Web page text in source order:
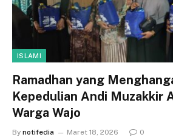
ISLAMI
Ramadhan yang
Kepedulian Andi Muzakkir
Warga Wajo
By notifedia Maret 18, 2026 0